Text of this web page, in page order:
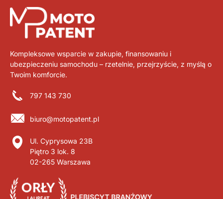
Kompleksowe wsparcie w zakupie, finansowaniu i
ubezpieczeniu samochodu – rzetelnie, przejrzyście, z myślą o
Twoim komforcie.
797 143 730
biuro@motopatent.pl
Ul. Cyprysowa 23B
Piętro 3 lok. 8
02-265 Warszawa